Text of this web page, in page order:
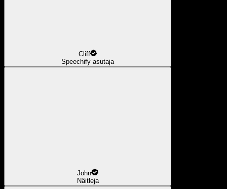
Cliff
Speechify asutaja
John
Näitleja